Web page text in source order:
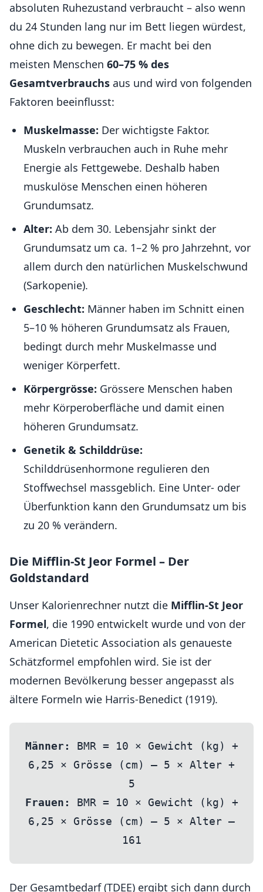
absoluten Ruhezustand verbraucht – also wenn
du 24 Stunden lang nur im Bett liegen würdest,
ohne dich zu bewegen. Er macht bei den
meisten Menschen 60–75 % des
Gesamtverbrauchs aus und wird von folgenden
Faktoren beeinflusst:
Muskelmasse: Der wichtigste Faktor.
Muskeln verbrauchen auch in Ruhe mehr
Energie als Fettgewebe. Deshalb haben
muskulöse Menschen einen höheren
Grundumsatz.
Alter: Ab dem 30. Lebensjahr sinkt der
Grundumsatz um ca. 1–2 % pro Jahrzehnt, vor
allem durch den natürlichen Muskelschwund
(Sarkopenie).
Geschlecht: Männer haben im Schnitt einen
5–10 % höheren Grundumsatz als Frauen,
bedingt durch mehr Muskelmasse und
weniger Körperfett.
Körpergrösse: Grössere Menschen haben
mehr Körperoberfläche und damit einen
höheren Grundumsatz.
Genetik & Schilddrüse:
Schilddrüsenhormone regulieren den
Stoffwechsel massgeblich. Eine Unter- oder
Überfunktion kann den Grundumsatz um bis
zu 20 % verändern.
Die Mifflin-St Jeor Formel – Der
Goldstandard
Unser Kalorienrechner nutzt die Mifflin-St Jeor
Formel, die 1990 entwickelt wurde und von der
American Dietetic Association als genaueste
Schätzformel empfohlen wird. Sie ist der
modernen Bevölkerung besser angepasst als
ältere Formeln wie Harris-Benedict (1919).
Männer:
BMR = 10 × Gewicht (kg) +
6,25 × Grösse (cm) – 5 × Alter +
5
Frauen:
BMR = 10 × Gewicht (kg) +
6,25 × Grösse (cm) – 5 × Alter –
161
Der Gesamtbedarf (TDEE) ergibt sich dann durch